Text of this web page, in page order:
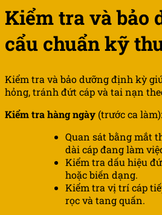
Kiểm tra và bảo
cẩu chuẩn kỹ
Kiểm tra và bảo dưỡng định kỳ
hỏng, tránh đứt cáp và tai nạn
Kiểm tra hàng ngày (trước ca làm):
Quan sát bằng mắt
dài cáp đang làm
Kiểm tra dấu hiệu
hoặc biến dạng.
Kiểm tra vị trí cáp
rọc và tang quấn.